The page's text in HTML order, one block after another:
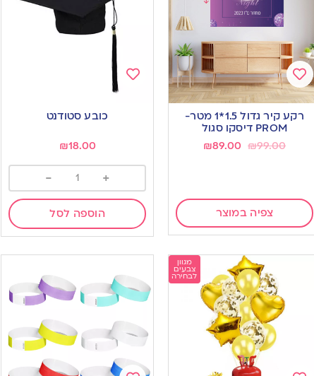
Add
to
wishlist
רקע קיר גדול 1.5*1 מטר-
PROM דיסקו סגול
₪99.00
₪89.00
צפיה במוצר
wishlist
כובע סטודנט
₪18.00
+
-
הוספה לסל
מגוון
צבעים
לבחירה